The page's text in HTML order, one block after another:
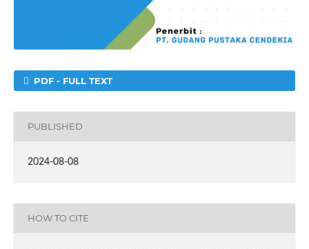
PDF - FULL TEXT
PUBLISHED
2024-08-08
HOW TO CITE